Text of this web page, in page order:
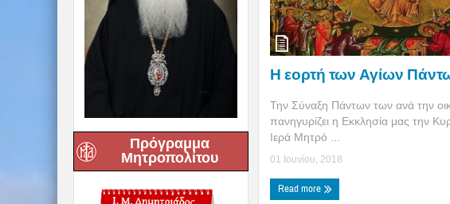
Πρόγραμμα
Μητροπολίτου
Η εορτή των Αγίων
Την Σύναξη Πάντων των ανά την
πανηγυρίζει η Εκκλησία μας την
Ιερά Μητρό ...
01 Ιουνίου, 2018
Read more